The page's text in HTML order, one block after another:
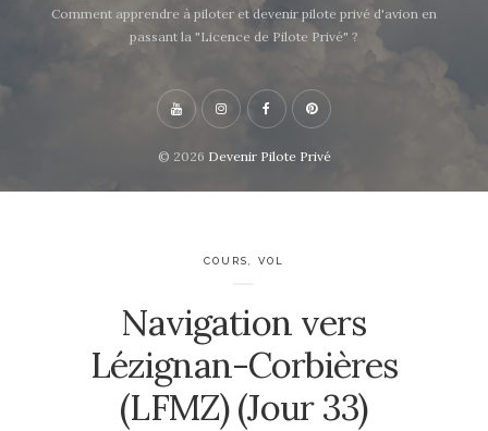
Comment apprendre à piloter et devenir pilote privé d'avion en
passant la "Licence de Pilote Privé" ?
© 2026 Devenir Pilote Privé
COURS VOL
Navigation vers
Lézignan-Corbières
(LFMZ) (Jour 33)